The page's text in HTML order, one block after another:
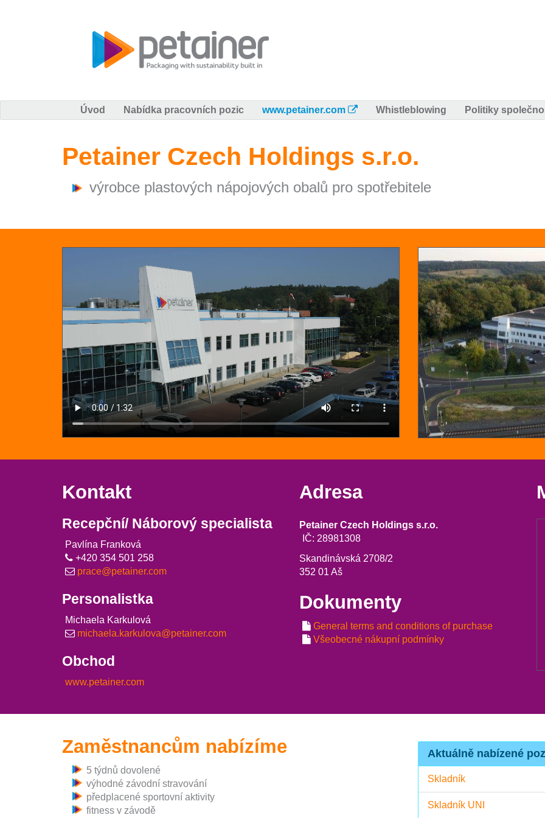
Úvod Nabídka pracovních pozic www.petainer.com Whistleblowing Politiky
Petainer Czech Holdings s.r.o.
výrobce plastových nápojových obalů pro spotřebitele
Kontakt
Recepční/ Náborový specialista
Pavlína Franková
+420 354 501 258
prace@petainer.com
Personalistka
Michaela Karkulová
michaela.karkulova@petainer.com
Obchod
www.petainer.com
Adresa
Petainer Czech Holdings s.r.o.
IČ: 28981308
Skandinávská 2708/2
352 01 Aš
Dokumenty
General terms and conditions of purchase
Všeobecné nákupní podmínky
Zaměstnancům nabízíme
5 týdnů dovolené
výhodné závodní stravování
předplacené sportovní aktivity
fitness v závodě
Aktuálně nabízené
Skladník
Skladník UNI